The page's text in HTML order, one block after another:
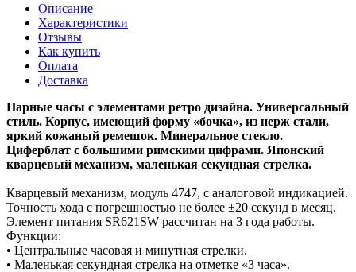
Описание
Характеристики
Отзывы
Как купить
Оплата
Доставка
Парные часы с элементами ретро дизайна. Универсальный
стиль. Корпус, имеющий форму «бочка», из нерж стали,
яркий кожаный ремешок. Минеральное стекло.
Циферблат с большими римскими цифрами. Японский
кварцевый механизм, маленькая секундная стрелка.
Кварцевый механизм, модуль 4747, с аналоговой индикацией.
Точность хода с погрешностью не более ±20 секунд в месяц.
Элемент питания SR621SW рассчитан на 3 года работы.
Функции:
• Центральные часовая и минутная стрелки.
• Маленькая секундная стрелка на отметке «3 часа».